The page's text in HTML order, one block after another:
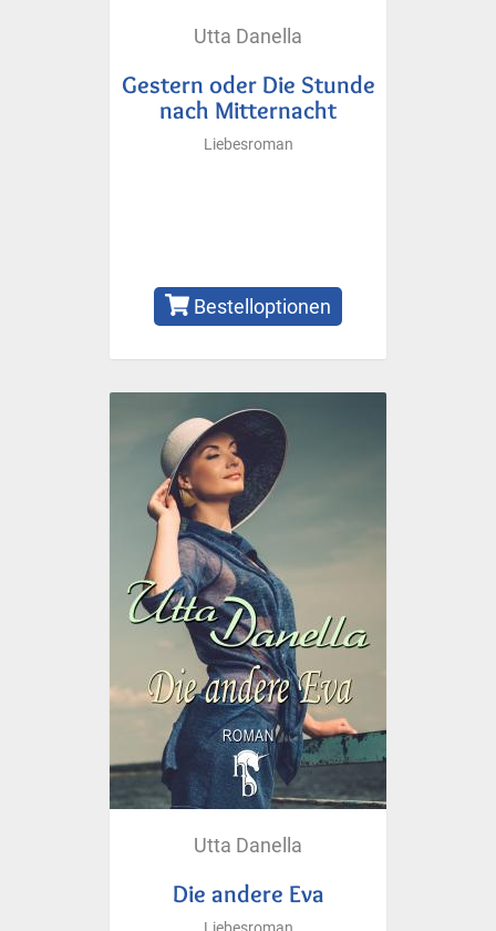
Utta Danella
Gestern oder Die Stunde
nach Mitternacht
Liebesroman
Bestelloptionen
Utta Danella
Die andere Eva